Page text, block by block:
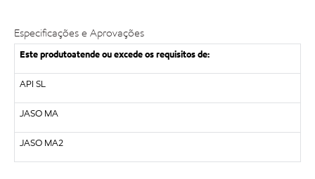
Especificações e Aprovações
Este produtoatende ou excede os requisitos de:
API SL
JASO MA
JASO MA2